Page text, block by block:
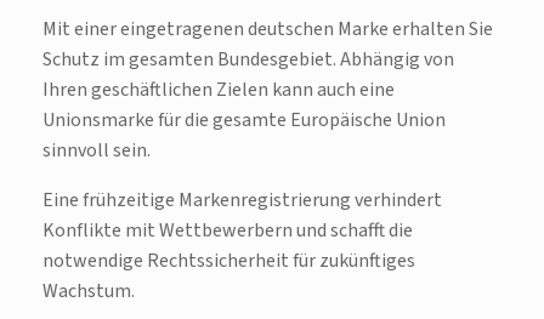
Mit einer eingetragenen deutschen Marke erhalten Sie
Schutz im gesamten Bundesgebiet. Abhängig von
Ihren geschäftlichen Zielen kann auch eine
Unionsmarke für die gesamte Europäische Union
sinnvoll sein.
Eine frühzeitige Markenregistrierung verhindert
Konflikte mit Wettbewerbern und schafft die
notwendige Rechtssicherheit für zukünftiges
Wachstum.